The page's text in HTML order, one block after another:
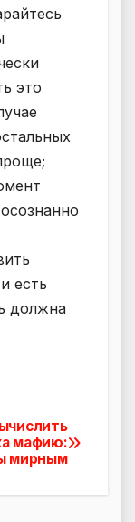
это
есть
должна
мафию:
мирным